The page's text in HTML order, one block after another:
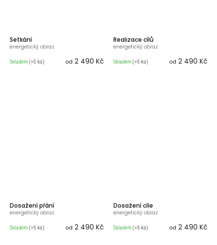
Setkání
energetický obraz
Skladem (>5 ks) od 2 490 Kč
Realizace cílů
energetický obraz
Skladem (>5 ks) od 2 490 Kč
Dosažení přání
energetický obraz
Skladem (>5 ks) od 2 490 Kč
Dosažení cíle
energetický obraz
Skladem (>5 ks) od 2 490 Kč